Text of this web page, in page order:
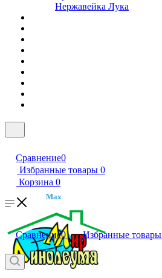
Нержавейка Лука
Сравнение0
Избранные товары 0
Корзина 0
Max
Сравнение0 Избранные товары